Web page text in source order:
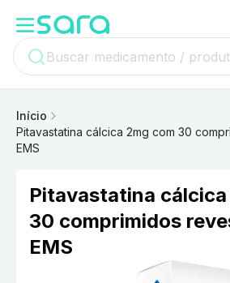
Início
Pitavastatina cálcica 2mg com 30
EMS
Pitavastatina
30 comprimidos
EMS